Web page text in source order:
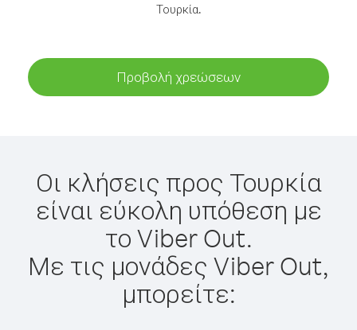
Τουρκία.
Προβολή χρεώσεων
Οι κλήσεις προς Τουρκία
είναι εύκολη υπόθεση με
το Viber Out.
Με τις μονάδες Viber Out,
μπορείτε: